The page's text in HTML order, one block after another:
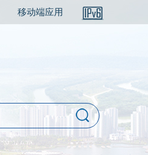
移动端应用